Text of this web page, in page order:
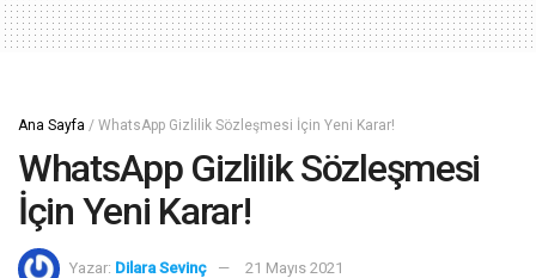
Ana Sayfa / WhatsApp Gizlilik Sözleşmesi İçin Yeni Karar!
WhatsApp Gizlilik Sözleşmesi
İçin Yeni Karar!
Yazar: Dilara Sevinç 21 Mayıs 2021